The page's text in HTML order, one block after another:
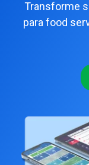
Transforme
para food